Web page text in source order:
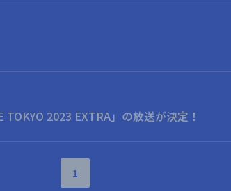
2023 EXTRA」の放送が決定！
1